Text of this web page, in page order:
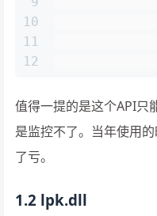
10
11
12
值得一提的是这个API
是监控不了。当年使用
了亏。
1.2 lpk.dll